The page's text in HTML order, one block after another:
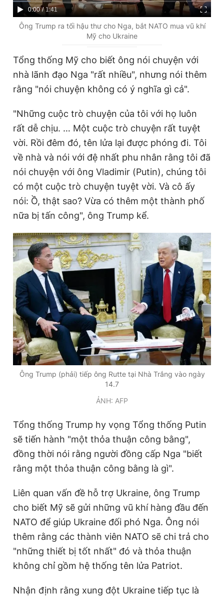
C
u
T
i
m
e
0:00 / D
u
i
n
1:41
Ông Trump ra tối hậu thư cho Nga, bắt NATO mua vũ khí
Mỹ cho Ukraine
Tổng thống Mỹ cho biết ông nói chuyện với
nhà lãnh đạo Nga "rất nhiều", nhưng nói thêm
rằng "nói chuyện không có ý nghĩa gì cả".
"Những cuộc trò chuyện của tôi với họ luôn
rất dễ chịu. … Một cuộc trò chuyện rất tuyệt
vời. Rồi đêm đó, tên lửa lại được phóng đi. Tôi
về nhà và nói với đệ nhất phu nhân rằng tôi đã
nói chuyện với ông Vladimir (Putin), chúng tôi
có một cuộc trò chuyện tuyệt vời. Và cô ấy
nói: Ồ, thật sao? Vừa có thêm một thành phố
nữa bị tấn công", ông Trump kể.
Ông Trump (phải) tiếp ông Rutte tại Nhà Trắng vào ngày
14.7
ẢNH: AFP
Tổng thống Trump hy vọng Tổng thống Putin
sẽ tiến hành "một thỏa thuận công bằng",
đồng thời nói rằng người đồng cấp Nga "biết
rằng một thỏa thuận công bằng là gì".
Liên quan vấn đề hỗ trợ Ukraine, ông Trump
cho biết Mỹ sẽ gửi những vũ khí hàng đầu đến
NATO để giúp Ukraine đối phó Nga. Ông nói
thêm rằng các thành viên NATO sẽ chi trả cho
"những thiết bị tốt nhất" đó và thỏa thuận
không chỉ gồm hệ thống tên lửa Patriot.
Nhận định rằng xung đột Ukraine tiếp tục là